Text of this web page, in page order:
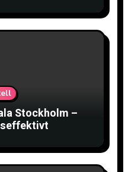
Stockholm –